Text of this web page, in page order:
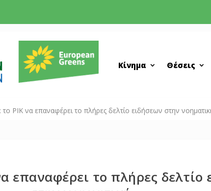
Κίνημα Θέσεις
ΡΙΚ να επαναφέρει το πλήρες δελτίο ειδήσεων στην
επαναφέρει το πλήρες δελτίο